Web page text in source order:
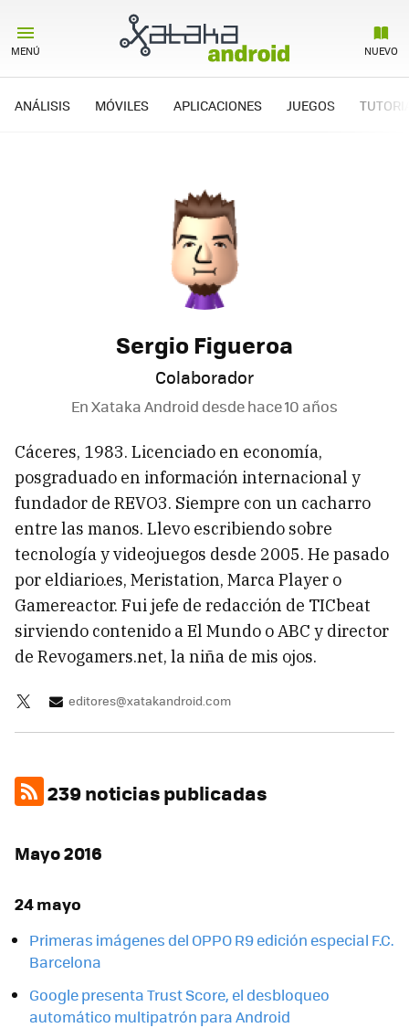
MENÚ NUEVO
ANÁLISIS MÓVILES APLICACIONES JUEGOS
Sergio Figueroa
Colaborador
En Xataka Android desdehace 10 años
Cáceres, 1983. Licenciado en economía,
posgraduado en información internacional y
fundador de REVO3. Siempre con un cacharro
entre las manos. Llevo escribiendo sobre
tecnología y videojuegos desde 2005. He pasado
por eldiario.es, Meristation, Marca Player o
Gamereactor. Fui jefe de redacción de TICbeat
sirviendo contenido a El Mundo o ABC y director
de Revogamers.net, la niña de mis ojos.
editores@xatakandroid.com
239 noticias publicadas
Mayo 2016
24 mayo
Primeras imágenes del OPPO R9 edición especial F.C.
Barcelona
Google presenta Trust Score, el desbloqueo
automático multipatrón para Android